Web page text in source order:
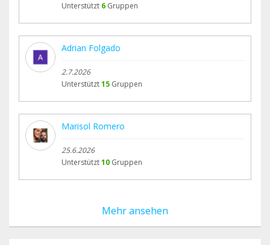
Unterstützt 6 Gruppen
Adrian Folgado
2.7.2026
Unterstützt15 Gruppen
Marisol Romero
25.6.2026
Unterstützt10 Gruppen
Mehr ansehen